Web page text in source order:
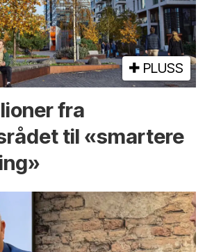
PLUSS
fra
til «smartere